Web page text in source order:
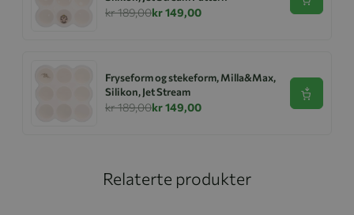
kr 189,00kr 149,00
Se
Fryseform og stekeform, Milla&Max,
Silikon, Jet Stream
kr 189,00kr 149,00
Se
Relaterte produkter